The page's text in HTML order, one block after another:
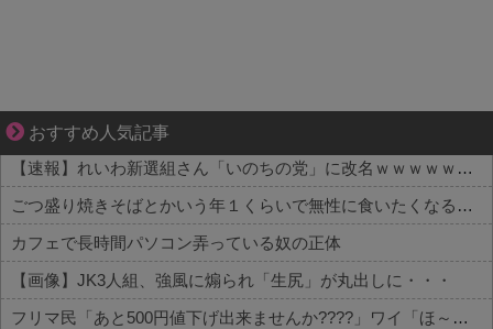
おすすめ人気記事
ずっと好き。俺はストーカーなんかじゃない。
【速報】れいわ新選組さん「いのちの党」に改名ｗｗｗｗｗｗｗｗ
ごつ盛り焼きそばとかいう年１くらいで無性に食いたくなるやつｗｗｗｗｗｗｗｗ
カフェで長時間パソコン弄っている奴の正体
【画像】JK3人組、強風に煽られ「生尻」が丸出しに・・・
フリマ民「あと500円値下げ出来ませんか????」ワイ「ほ～い購入ｗ」